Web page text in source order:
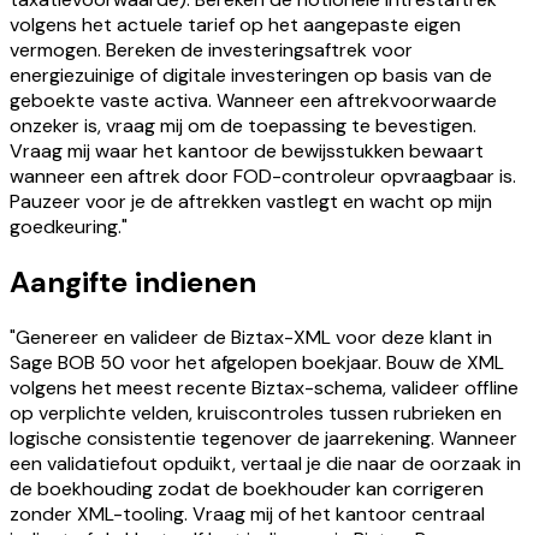
volgens het actuele tarief op het aangepaste eigen
vermogen. Bereken de investeringsaftrek voor
energiezuinige of digitale investeringen op basis van de
geboekte vaste activa. Wanneer een aftrekvoorwaarde
onzeker is, vraag mij om de toepassing te bevestigen.
Vraag mij waar het kantoor de bewijsstukken bewaart
wanneer een aftrek door FOD-controleur opvraagbaar is.
Pauzeer voor je de aftrekken vastlegt en wacht op mijn
goedkeuring."
Aangifte indienen
"Genereer en valideer de Biztax-XML voor deze klant in
Sage BOB 50 voor het afgelopen boekjaar. Bouw de XML
volgens het meest recente Biztax-schema, valideer offline
op verplichte velden, kruiscontroles tussen rubrieken en
logische consistentie tegenover de jaarrekening. Wanneer
een validatiefout opduikt, vertaal je die naar de oorzaak in
de boekhouding zodat de boekhouder kan corrigeren
zonder XML-tooling. Vraag mij of het kantoor centraal